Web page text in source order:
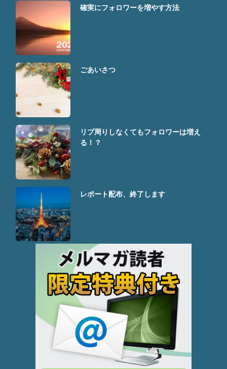
確実にフォロワーを増やす方法
ごあいさつ
リプ周りしなくてもフォロワーは増え
る！？
レポート配布、終了します